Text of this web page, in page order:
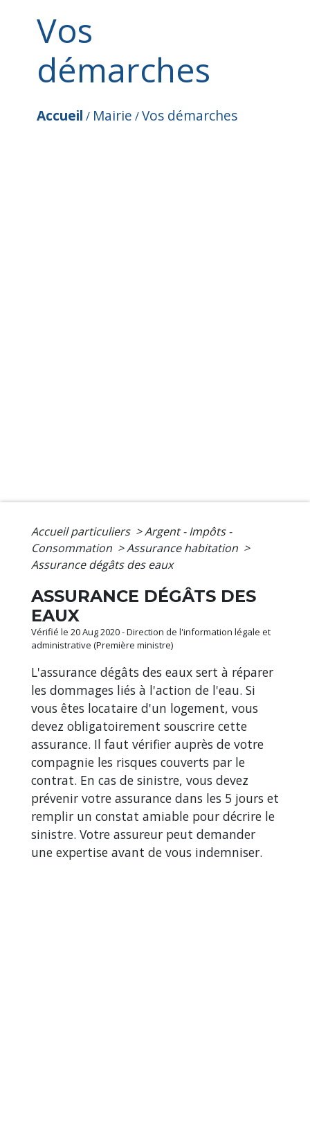
Vos
démarches
Accueil / Mairie /Vos démarches
Accueil particuliers >Argent - Impôts -
Consommation >Assurance habitation >
Assurance dégâts des eaux
ASSURANCE DÉGÂTS DES
EAUX
Vérifié le 20 Aug 2020 - Direction de l'information légale et
administrative (Première ministre)
L'assurance dégâts des eaux sert à réparer
les dommages liés à l'action de l'eau. Si
vous êtes locataire d'un logement, vous
devez obligatoirement souscrire cette
assurance. Il faut vérifier auprès de votre
compagnie les risques couverts par le
contrat. En cas de sinistre, vous devez
prévenir votre assurance dans les 5 jours et
remplir un constat amiable pour décrire le
sinistre. Votre assureur peut demander
une expertise avant de vous indemniser.